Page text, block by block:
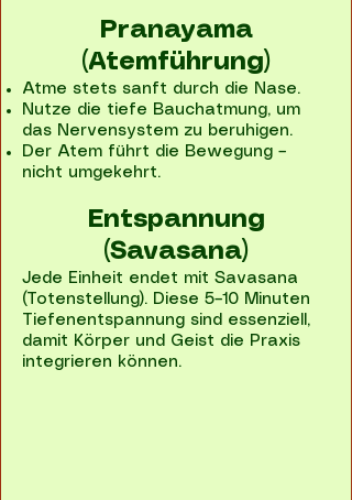
Pranayama
(Atemführung)
Atme stets sanft durch die Nase.
Nutze die tiefe Bauchatmung, um
das Nervensystem zu beruhigen.
Der Atem führt die Bewegung –
nicht umgekehrt.
Entspannung
(Savasana)
Jede Einheit endet mit Savasana
(Totenstellung). Diese 5–10 Minuten
Tiefenentspannung sind essenziell,
damit Körper und Geist die Praxis
integrieren können.